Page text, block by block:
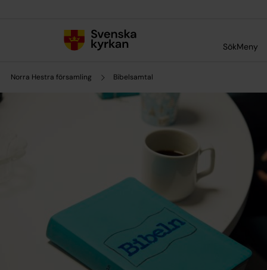
SökMeny
Norra Hestra församling Bibelsamtal